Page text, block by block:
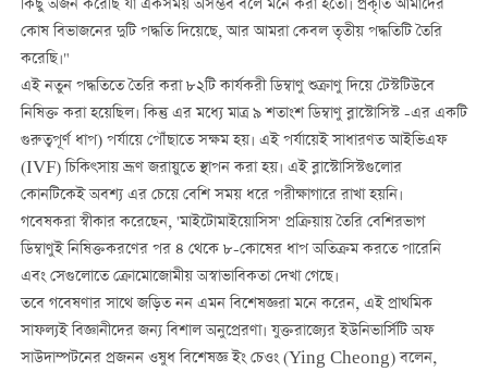
কিছু অর্জন করেছি যা একসময় অসম্ভব বলে মনে করা হতো। প্রকৃতি আমাদের
কোষ বিভাজনের দুটি পদ্ধতি দিয়েছে, আর আমরা কেবল তৃতীয় পদ্ধতিটি তৈরি
করেছি।"
এই নতুন পদ্ধতিতে তৈরি করা ৮২টি কার্যকরী ডিম্বাণু শুক্রাণু দিয়ে টেস্টটিউবে
নিষিক্ত করা হয়েছিল। কিন্তু এর মধ্যে মাত্র ৯ শতাংশ ডিম্বাণু ব্লাস্টোসিস্ট -এর একটি
গুরুত্বপূর্ণ ধাপ) পর্যায়ে পৌঁছাতে সক্ষম হয়। এই পর্যায়েই সাধারণত আইভিএফ
(IVF) চিকিৎসায় ভ্রূণ জরায়ুতে স্থাপন করা হয়। এই ব্লাস্টোসিস্টগুলোর
কোনটিকেই অবশ্য এর চেয়ে বেশি সময় ধরে পরীক্ষাগারে রাখা হয়নি।
গবেষকরা স্বীকার করেছেন, 'মাইটোমাইয়োসিস' প্রক্রিয়ায় তৈরি বেশিরভাগ
ডিম্বাণুই নিষিক্তকরণের পর ৪ থেকে ৮-কোষের ধাপ অতিক্রম করতে পারেনি
এবং সেগুলোতে ক্রোমোজোমীয় অস্বাভাবিকতা দেখা গেছে।
তবে গবেষণার সাথে জড়িত নন এমন বিশেষজ্ঞরা মনে করেন, এই প্রাথমিক
সাফল্যই বিজ্ঞানীদের জন্য বিশাল অনুপ্রেরণা। যুক্তরাজ্যের ইউনিভার্সিটি অফ
সাউদাম্পটনের প্রজনন ওষুধ বিশেষজ্ঞ ইং চেওং (Ying Cheong) বলেন,